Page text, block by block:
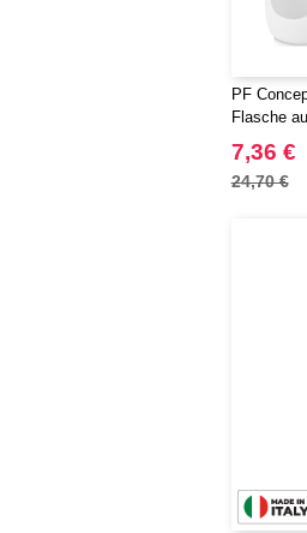
PF
Flasche
Silikongriff
7,36 €
24,70 €